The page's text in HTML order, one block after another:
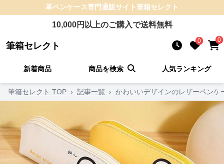
革ペンケース専門通販サイト筆箱セレクト
10,000円以上のご購入で送料無料
筆箱セレクト 0 0
新着商品 商品を検索 人気ランキング
筆箱セレクト TOP › 記事一覧 › かわいいデザインのレザーペンケ